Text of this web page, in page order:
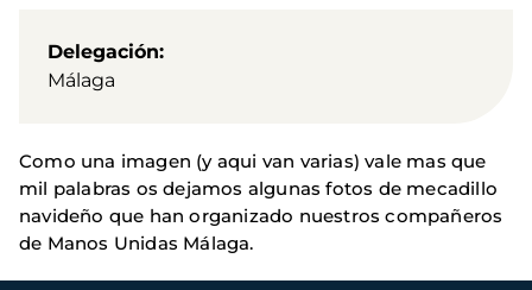
Delegación
Málaga
Como una imagen (y aqui van varias) vale mas que
mil palabras os dejamos algunas fotos de mecadillo
navideño que han organizado nuestros compañeros
de Manos Unidas Málaga.